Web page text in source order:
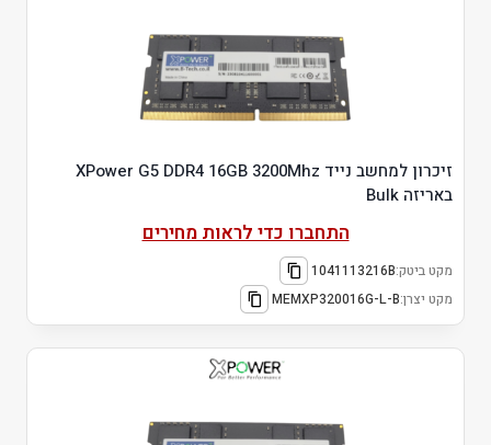
זיכרון למחשב נייד XPower G5 DDR4 16GB 3200Mhz
באריזה Bulk
התחברו כדי לראות מחירים
מקט ביטק:1041113216B
מקט יצרן:MEMXP320016G-L-B